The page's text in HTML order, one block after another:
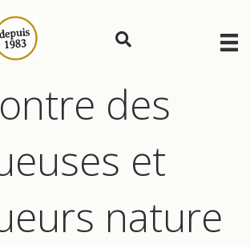
des
et
nature